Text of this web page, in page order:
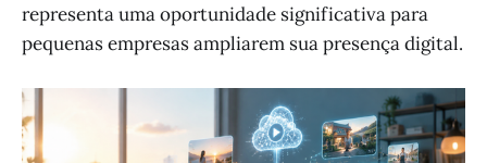
representa uma oportunidade significativa para
pequenas empresas ampliarem sua presença digital.